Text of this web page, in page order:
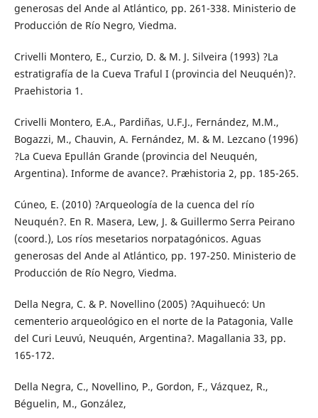
generosas del Ande al Atlántico, pp. 261-338. Ministerio de
Producción de Río Negro, Viedma.
Crivelli Montero, E., Curzio, D. & M. J. Silveira (1993) ?La
estratigrafía de la Cueva Traful I (provincia del Neuquén)?.
Praehistoria 1.
Crivelli Montero, E.A., Pardiñas, U.F.J., Fernández, M.M.,
Bogazzi, M., Chauvin, A. Fernández, M. & M. Lezcano (1996)
?La Cueva Epullán Grande (provincia del Neuquén,
Argentina). Informe de avance?. Præhistoria 2, pp. 185-265.
Cúneo, E. (2010) ?Arqueología de la cuenca del río
Neuquén?. En R. Masera, Lew, J. & Guillermo Serra Peirano
(coord.), Los ríos mesetarios norpatagónicos. Aguas
generosas del Ande al Atlántico, pp. 197-250. Ministerio de
Producción de Río Negro, Viedma.
Della Negra, C. & P. Novellino (2005) ?Aquihuecó: Un
cementerio arqueológico en el norte de la Patagonia, Valle
del Curi Leuvú, Neuquén, Argentina?. Magallania 33, pp.
165-172.
Della Negra, C., Novellino, P., Gordon, F., Vázquez, R.,
Béguelin, M., González,